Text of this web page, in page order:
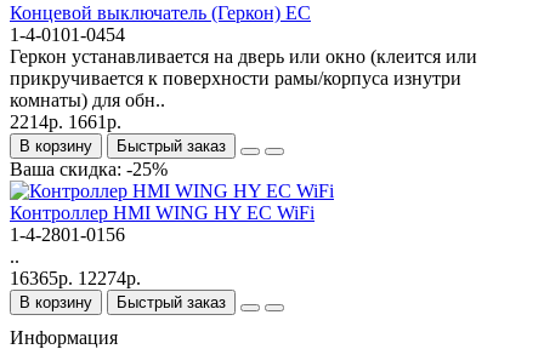
Концевой выключатель (Геркон) EC
1-4-0101-0454
Геркон устанавливается на дверь или окно (клеится или
прикручивается к поверхности рамы/корпуса изнутри
комнаты) для обн..
2214р. 1661р.
В корзину Быстрый заказ
Ваша скидка: -25%
Контроллер HMI WING HY EC WiFi
1-4-2801-0156
..
16365р. 12274р.
В корзину Быстрый заказ
Информация